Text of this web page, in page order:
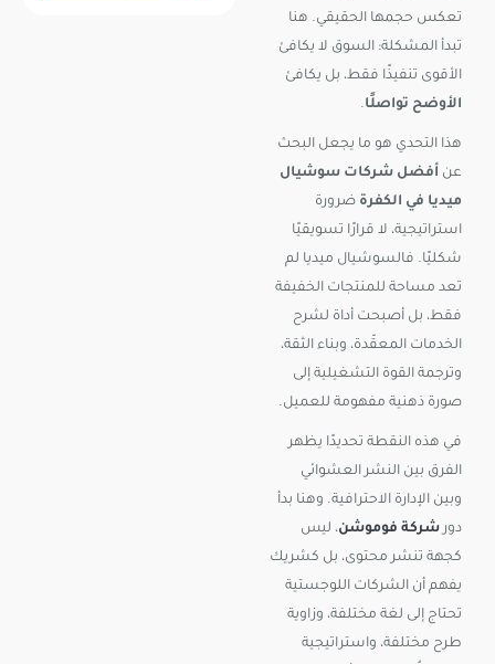
تعكس حجمها الحقيقي. هنا
تبدأ المشكلة: السوق لا يكافئ
الأقوى تنفيذًا فقط، بل يكافئ
الأوضح تواصلًا.
هذا التحدي هو ما يجعل البحث
عن أفضل شركات سوشيال
ميديا في الكفرة ضرورة
استراتيجية، لا قرارًا تسويقيًا
شكليًا. فالسوشيال ميديا لم
تعد مساحة للمنتجات الخفيفة
فقط، بل أصبحت أداة لشرح
الخدمات المعقّدة، وبناء الثقة،
وترجمة القوة التشغيلية إلى
صورة ذهنية مفهومة للعميل.
في هذه النقطة تحديدًا يظهر
الفرق بين النشر العشوائي
وبين الإدارة الاحترافية. وهنا بدأ
دورشركة فوموشن، ليس
كجهة تنشر محتوى، بل كشريك
يفهم أن الشركات اللوجستية
تحتاج إلى لغة مختلفة، وزاوية
طرح مختلفة، واستراتيجية